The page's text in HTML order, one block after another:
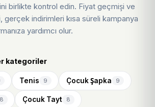
birlikte kontrol edin. Fiyat geçmişi ve
gerçek indirimleri kısa süreli kampanya
yardımcı olur.
kategoriler
Tenis 9 Çocuk Şapka 9
8 Çocuk Tayt 8